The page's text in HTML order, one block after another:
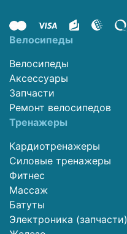
Велосипеды
Велосипеды
Аксессуары
Запчасти
Ремонт велосипедов
Тренажеры
Кардиотренажеры
Силовые тренажеры
Фитнес
Массаж
Батуты
Электроника (запчасти)